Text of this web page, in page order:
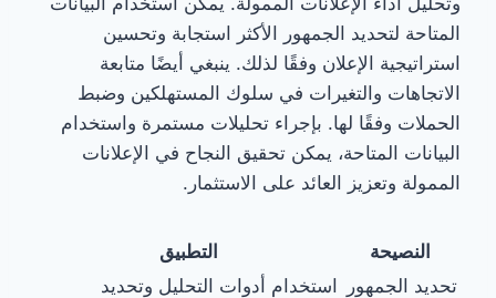
المتاحة لتحديد الجمهور الأكثر استجابة وتحسين
استراتيجية الإعلان وفقًا لذلك. ينبغي أيضًا متابعة
الاتجاهات والتغيرات في سلوك المستهلكين وضبط
الحملات وفقًا لها. بإجراء تحليلات مستمرة واستخدام
البيانات المتاحة، يمكن تحقيق النجاح في الإعلانات
الممولة وتعزيز العائد على الاستثمار.
النصيحة
التطبيق
تحديد الجمهور
استخدام أدوات التحليل وتحديد